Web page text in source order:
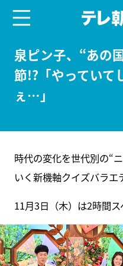
泉ピン子、“あの
節!?「やっていて
ぇ…」
時代の変化を世代別の“
いく新機軸クイズバラエ
11月3日（木）は2時間ス